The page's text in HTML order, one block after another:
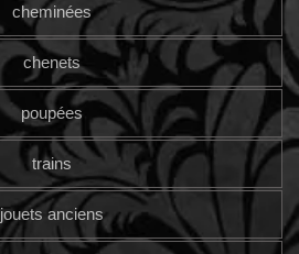
cheminées
chenets
poupées
trains
jouets anciens